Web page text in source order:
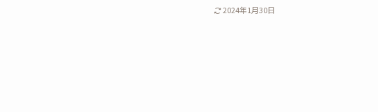
2024年1月30日